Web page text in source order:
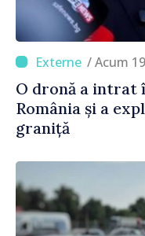
/ Acum
O dronă a intrat
România și a
graniță